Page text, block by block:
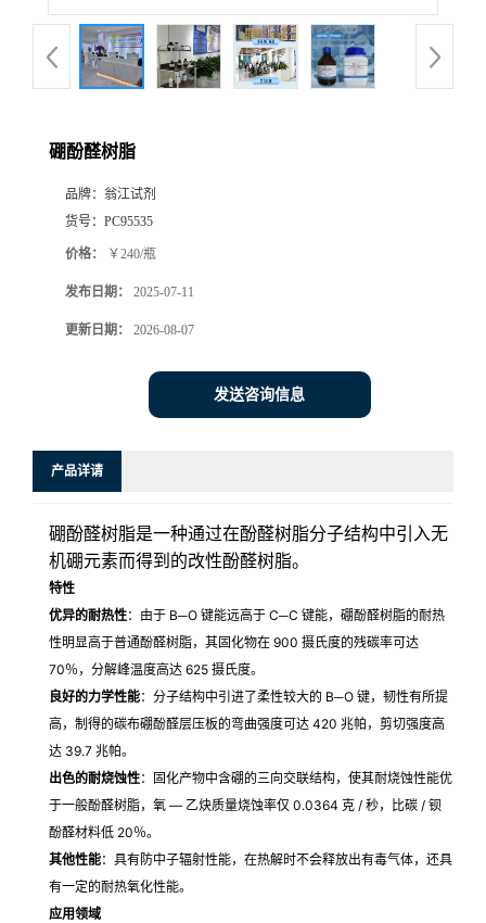
硼酚醛树脂
品牌： 翁江试剂
货号： PC95535
价格： ￥240/瓶
发布日期： 2025-07-11
更新日期： 2026-08-07
发送咨询信息
产品详请
硼酚醛树脂是一种通过在酚醛树脂分子结构中引入无
机硼元素而得到的改性酚醛树脂。
特性
优异的耐热性：由于 B─O 键能远高于 C─C 键能，硼酚醛树脂的耐热
性明显高于普通酚醛树脂，其固化物在 900 摄氏度的残碳率可达
70％，分解峰温度高达 625 摄氏度。
良好的力学性能：分子结构中引进了柔性较大的 B─O 键，韧性有所提
高，制得的碳布硼酚醛层压板的弯曲强度可达 420 兆帕，剪切强度高
达 39.7 兆帕。
出色的耐烧蚀性：固化产物中含硼的三向交联结构，使其耐烧蚀性能优
于一般酚醛树脂，氧 — 乙炔质量烧蚀率仅 0.0364 克 / 秒，比碳 / 钡
酚醛材料低 20％。
其他性能：具有防中子辐射性能，在热解时不会释放出有毒气体，还具
有一定的耐热氧化性能。
应用领域